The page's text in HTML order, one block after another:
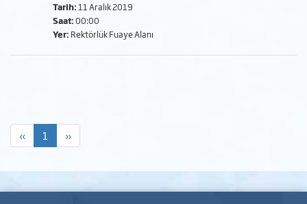
Tarih:11 Aralık 2019
Saat:00:00
Yer: Rektörlük Fuaye Alanı
« 1 »